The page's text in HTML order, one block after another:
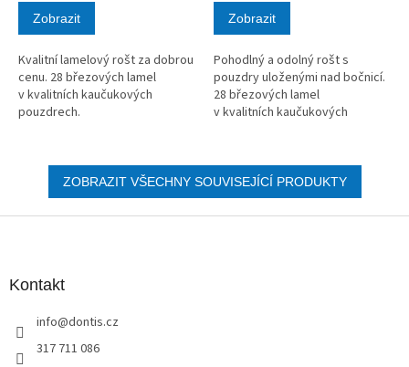
Zobrazit
Kvalitní lamelový rošt za dobrou
cenu. 28 březových lamel
v kvalitních kaučukových
pouzdrech.
Zobrazit
Pohodlný a odolný rošt s
pouzdry uloženými nad bočnicí.
28 březových lamel
v kvalitních kaučukových
ZOBRAZIT VŠECHNY SOUVISEJÍCÍ PRODUKTY
Kontakt
info@dontis.cz
317 711 086